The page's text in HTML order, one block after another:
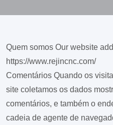
Quem somos Our website
https://www.rejincnc.com/
Comentários Quando os
site coletamos os dados
comentários, e também o
cadeia de agente de